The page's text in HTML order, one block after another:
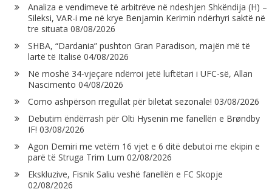
Analiza e vendimeve të arbitrëve në ndeshjen Shkëndija (H) –
Sileksi, VAR-i me në krye Benjamin Kerimin ndërhyri saktë në
tre situata 08/08/2026
SHBA, “Dardania” pushton Gran Paradison, majën më të
lartë të Italisë 04/08/2026
Në moshë 34-vjeçare ndërroi jetë luftëtari i UFC-së, Allan
Nascimento 04/08/2026
Como ashpërson rregullat për biletat sezonale! 03/08/2026
Debutim ëndërrash për Olti Hysenin me fanellën e Brøndby
IF! 03/08/2026
Agon Demiri me vetëm 16 vjet e 6 ditë debutoi me ekipin e
parë të Struga Trim Lum 02/08/2026
Ekskluzive, Fisnik Saliu veshë fanellën e FC Skopje
02/08/2026